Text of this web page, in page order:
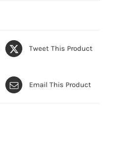
Tweet This Product
Email This Product